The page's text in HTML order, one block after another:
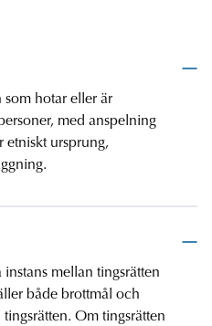
hotar eller är
med anspelning
etniskt ursprung,
mellan tingsrätten
både brottmål och
Om tingsrätten